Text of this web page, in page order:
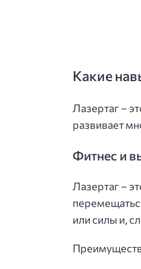
Какие
Лазертаг –
развивает
Фитнес и
Лазертаг –
или силы и,